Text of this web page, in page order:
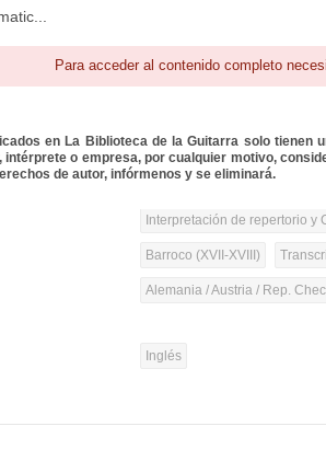
Para acceder al contenido completo
en La Biblioteca de la Guitarra solo tienen
intérprete o empresa, por cualquier motivo,
de autor, infórmenos y se eliminará.
Interpretación de repertorio y
Barroco (XVII-XVIII)
Alemania / Austria / Rep.
Inglés